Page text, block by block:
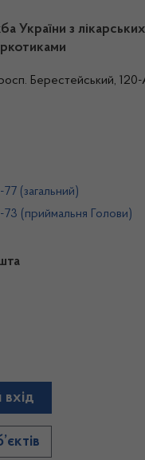
України з лікарських
Берестейський,
(загальний)
(приймальня Голови)